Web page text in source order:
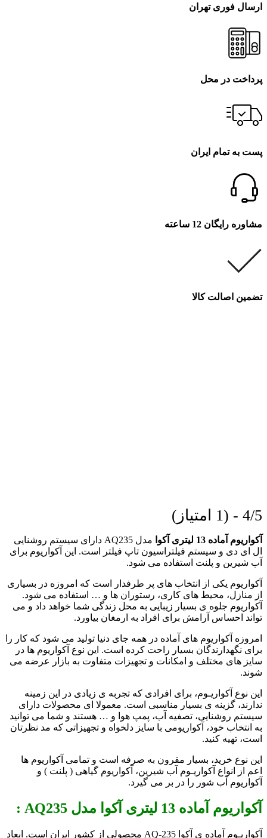
ارسال فوری تهران
پرداخت در محل
پست به تمام ایران
مشاوره رایگان 12 ساعته
تضمین اصالت کالا
4/5 - (1 امتیاز)
آکواریوم آماده 13 لیتری آکوا
مدل AQ235 دارای سیستم روشنایی
ال ای دی و سیستم فیلتراسیون تاپ فیلتر است. این آکواریوم برای
آب شیرین و پلنت استفاده می شود.
آکواریوم یکی از انتخاب های پر طرفدار است که امروزه در بسیاری
از منازل، محیط های کاری، رستوران ها و … استفاده می شود.
آکواریوم جلوه ی بسیار زیبایی به محل زندگی شما خواهد داد و می
تواند احساس آرامش برای افراد به ارمغان بیاورد.
امروزه آکواریوم های آماده در همه جای دنیا تولید می شود که کار را
برای نگهدارندگان بسیار راحت کرده است. این نوع آکواریوم ها در
سایز های مختلف و امکانات و تجهیزات متفاوت به بازار عرضه می
شوند.
این نوع آکواریـوم، برای افرادی که تجربه ی زیادی در این زمینه
ندارند، گزینه ی بسیار مناسبی است. معمولا ای محصولات دارای
سیستم روشنایی، تصفیه آب، پمپ هوا و … هستند و شما می توانید
به انتخاب خود، آکواریومی با سایز دلخواه و تجهیزاتی که مد نظرتان
است، تهیه کنید.
این نوع خرید، بسیار مقرون به صرفه است و تمامی آکواریوم ها
اعم از انواع آکواریـوم آب شیرین، آکواریوم گیاهی ( پلنت ) و
آکواریوم آب شور را در بر می گیرد.
آکواریوم آماده 13 لیتری آکوا مدل AQ235 :
آکواریـوم آماده ی آکوا AQ-235 محصولی از کشور ایران است. ابعاد